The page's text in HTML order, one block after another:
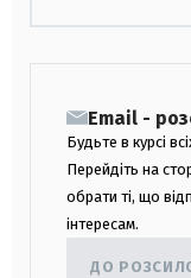
Email -
Будьте в курсі
Перейдіть на
обрати ті, що
інтересам.
ДО